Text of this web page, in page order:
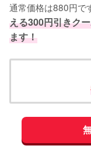
通常価格は880円で
える300円引きク
ます！